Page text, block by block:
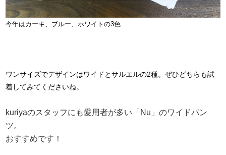
今年はカーキ、ブルー、ホワイトの3色
ワンサイズでデザインはワイドとサルエルの2種。ぜひどちらも試
着してみてくださいね。
kuriyaのスタッフにも愛用者が多い「Nu」のワイドパン
ツ。
おすすめです！